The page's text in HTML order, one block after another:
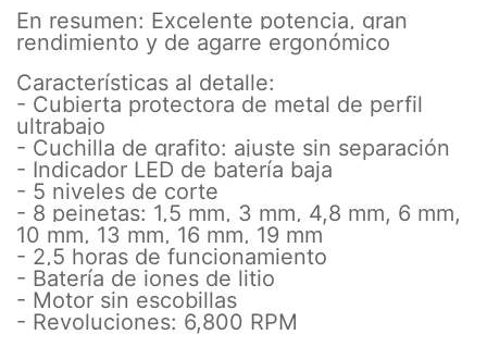
En resumen: Excelente potencia, gran
rendimiento y de agarre ergonómico
Características al detalle:
- Cubierta protectora de metal de perfil
ultrabajo
- Cuchilla de grafito: ajuste sin separación
- Indicador LED de batería baja
- 5 niveles de corte
- 8 peinetas: 1,5 mm, 3 mm, 4,8 mm, 6 mm,
10 mm, 13 mm, 16 mm, 19 mm
- 2,5 horas de funcionamiento
- Batería de iones de litio
- Motor sin escobillas
- Revoluciones: 6,800 RPM